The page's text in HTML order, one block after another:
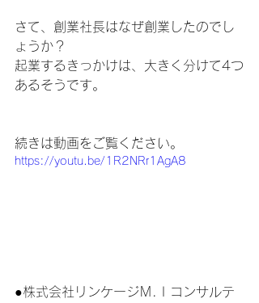
さて、創業社長はなぜ創業したのでし
ょうか？
起業するきっかけは、大きく分けて4つ
あるそうです。
続きは動画をご覧ください。
https://youtu.be/1R2NRr1AgA8
●株式会社リンケージＭ.Ｉコンサルテ